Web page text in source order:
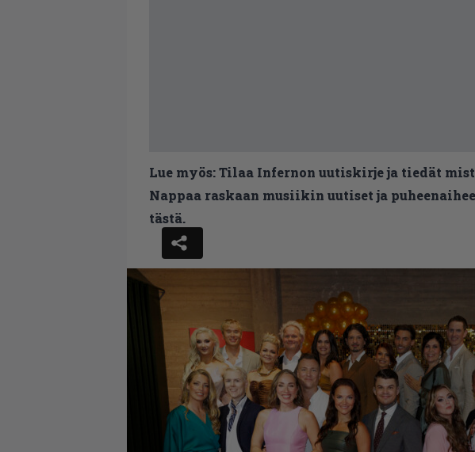
Lue myös:Tilaa Infernon uutiskirje ja tiedät
Nappaa raskaan musiikin uutiset ja
tästä.